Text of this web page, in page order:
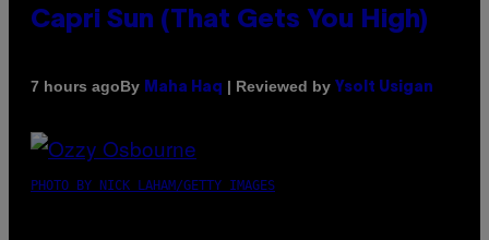
Capri Sun (That Gets You High)
7 hours agoBy Maha Haq | Reviewed by Ysolt Usigan
PHOTO BY NICK LAHAM/GETTY IMAGES